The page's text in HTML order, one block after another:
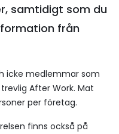
samtidigt som du
från
icke medlemmar som
After Work. Mat
per företag.
finns också på